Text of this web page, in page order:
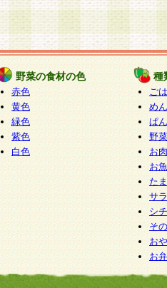
野菜の食材の色
赤色
黄色
緑色
紫色
白色
種
ご
めん
ぱん
野
お
お
た
サ
シ
そ
お
お